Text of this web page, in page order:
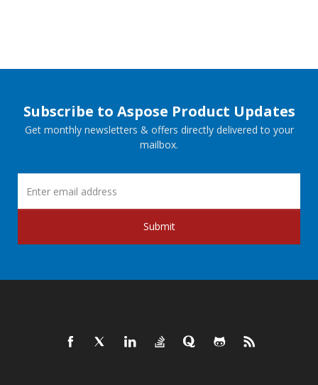
Subscribe to Aspose Product Updates
Get monthly newsletters & offers directly delivered to your
mailbox.
Submit